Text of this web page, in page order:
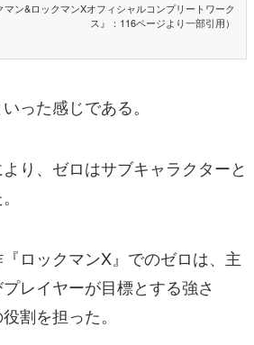
マン&ロックマンXオフィシャルコンプリートワーク
ス』：116ページより一部引用）
った感じである。
り、ゼロはサブキャラクターと
ロックマンX』でのゼロは、主
レイヤーが目標とする強さ
割を担った。